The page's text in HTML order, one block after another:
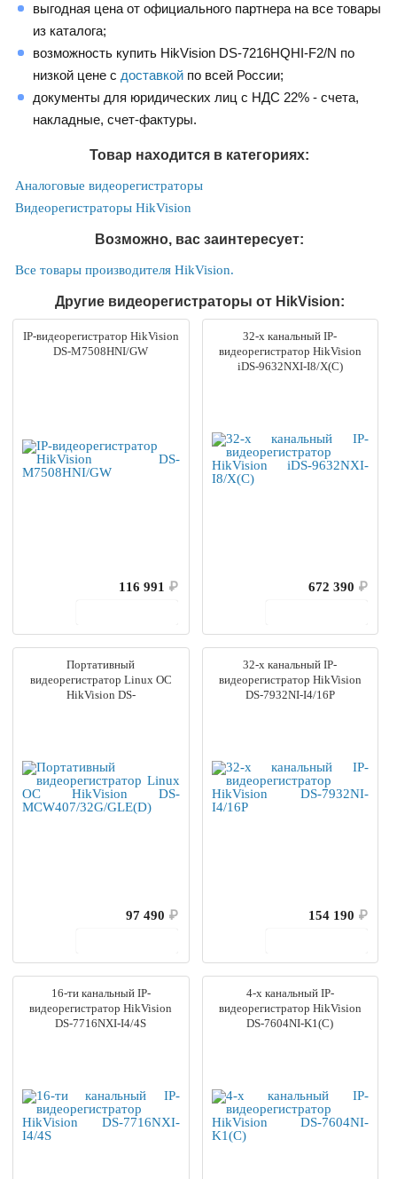
выгодная цена от официального партнера на все товары
из каталога;
возможность купить HikVision DS-7216HQHI-F2/N по
низкой цене с доставкой по всей России;
документы для юридических лиц с НДС 22% - счета,
накладные, счет-фактуры.
Товар находится в категориях:
Аналоговые видеорегистраторы
Видеорегистраторы HikVision
Возможно, вас заинтересует:
Все товары производителя HikVision.
Другие видеорегистраторы от HikVision:
IP-видеорегистратор HikVision
DS-M7508HNI/GW
116 991 ₽
32-х канальный IP-
видеорегистратор HikVision
iDS-9632NXI-I8/X(C)
672 390 ₽
Портативный
видеорегистратор Linux ОС
HikVision DS-
97 490 ₽
32-х канальный IP-
видеорегистратор HikVision
DS-7932NI-I4/16P
154 190 ₽
16-ти канальный IP-
видеорегистратор HikVision
DS-7716NXI-I4/4S
4-х канальный IP-
видеорегистратор HikVision
DS-7604NI-K1(C)